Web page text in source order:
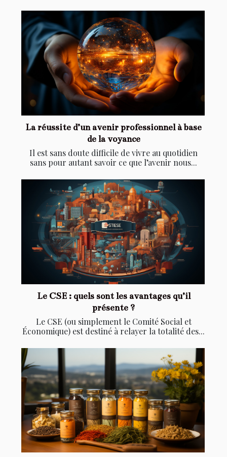
La réussite d’un avenir professionnel à base
de la voyance
Il est sans doute difficile de vivre au quotidien
sans pour autant savoir ce que l’avenir nous...
Le CSE : quels sont les avantages qu’il
présente ?
Le CSE (ou simplement le Comité Social et
Économique) est destiné à relayer la totalité des...